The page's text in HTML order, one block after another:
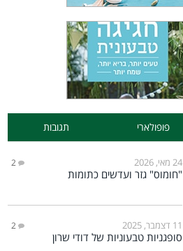
פופולארי תגובות
24 מאי, 2026 2
"חומוס" גזר ועדשים כתומות
11 דצמבר, 2025 2
סופגניות טבעוניות של דודי שרון